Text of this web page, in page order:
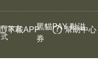
付款方
式
黑貓PAY 動滋
券
下載APP 幫助中心